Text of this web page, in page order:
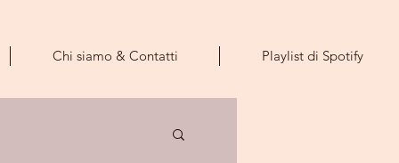
Chi siamo & Contatti Playlist di Spotify